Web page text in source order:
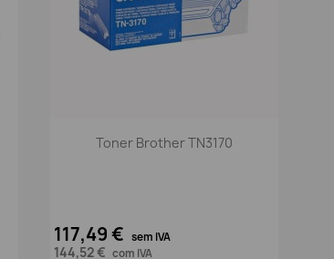
Vista rápida
Toner Brother TN3170
117,49 € sem IVA
144,52 € com IVA